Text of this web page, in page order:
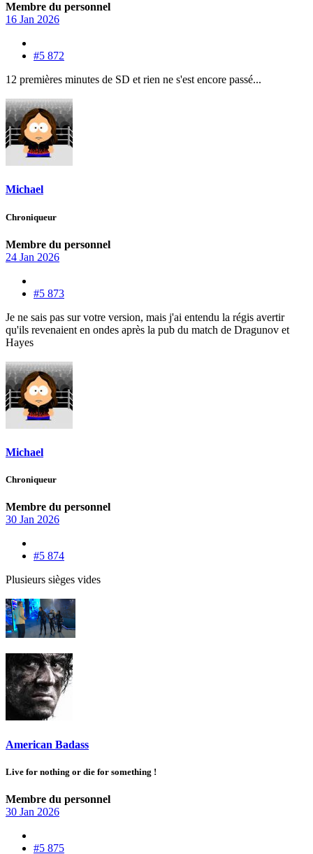
Membre du personnel
16 Jan 2026
#5 872
12 premières minutes de SD et rien ne s'est encore passé...
Michael
Chroniqueur
Membre du personnel
24 Jan 2026
#5 873
Je ne sais pas sur votre version, mais j'ai entendu la régis avertir
qu'ils revenaient en ondes après la pub du match de Dragunov et
Hayes
Michael
Chroniqueur
Membre du personnel
30 Jan 2026
#5 874
Plusieurs sièges vides
American Badass
Live for nothing or die for something !
Membre du personnel
30 Jan 2026
#5 875